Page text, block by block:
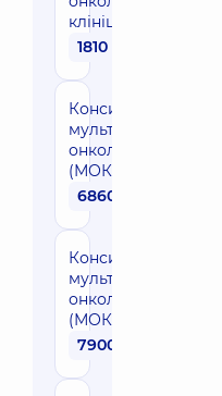
клініці
1810 грн
Консиліум в рамках
онкологічної комісії
(МОК) повторний
6860 грн
Консиліум у рамках
онкологічної комісії
(МОК)
7900 грн